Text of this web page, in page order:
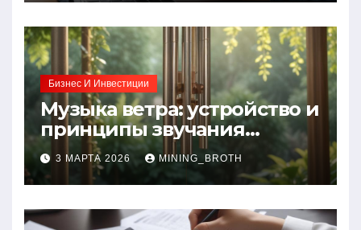
Бизнес И Инвестиции
Музыка ветра: устройство и
принципы звучания
колокольчиков
3 МАРТА 2026 MINING_BROTH